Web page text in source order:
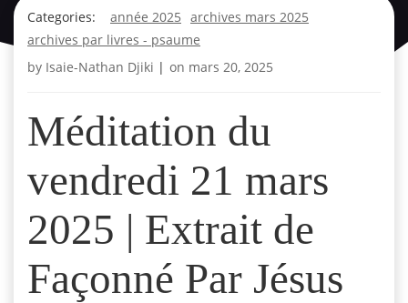
Categories: année 2025 archives mars 2025
archives par livres - psaume
by Isaie-Nathan Djiki | on mars 20, 2025
Méditation du
vendredi 21 mars
2025 | Extrait de
Façonné Par Jésus